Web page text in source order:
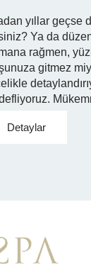
yıllar geçse
Ya da
rağmen,
gitmez
Detaylar